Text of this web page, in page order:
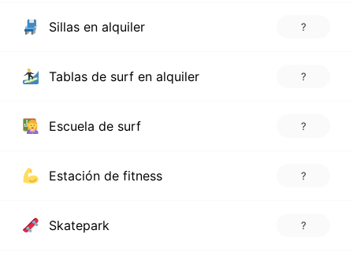
Sillas en alquiler ?
Tablas de surf en alquiler ?
Escuela de surf ?
Estación de fitness ?
Skatepark ?